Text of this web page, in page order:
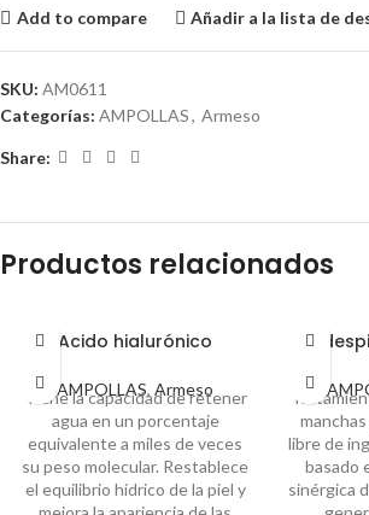
Add to compare Añadir a la lista de
SKU: AM0611
Categorías: AMPOLLAS, Armeso
Share:
Productos relacionados
Acido hialurónico
AMPOLLAS, Armeso
Tiene la capacidad de retener
agua en un porcentaje
equivalente a miles de veces
su peso molecular. Restablece
el equilibrio hídrico de la piel y
libre de
basado
sinérgica